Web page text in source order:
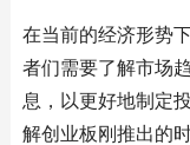
在当前的经济形势
者们需要了解市场
息，以更好地制定
解创业板刚推出的